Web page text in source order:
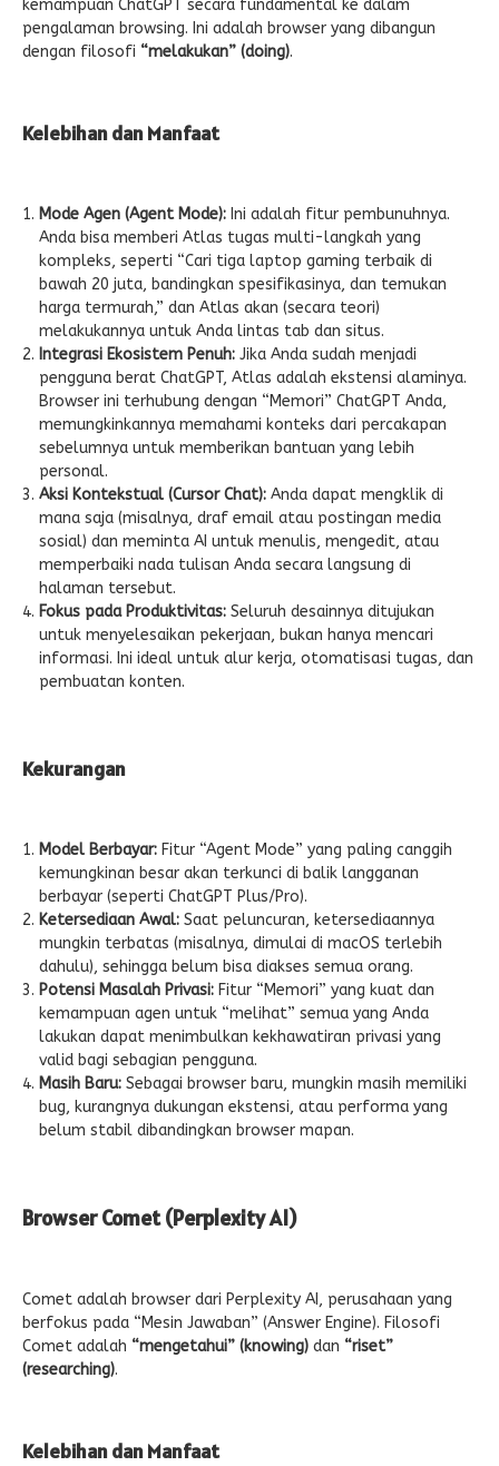
kemampuan ChatGPT secara fundamental ke dalam
pengalaman browsing. Ini adalah browser yang dibangun
dengan filosofi “melakukan” (doing).
Kelebihan dan Manfaat
Mode Agen (Agent Mode): Ini adalah fitur pembunuhnya.
Anda bisa memberi Atlas tugas multi-langkah yang
kompleks, seperti “Cari tiga laptop gaming terbaik di
bawah 20 juta, bandingkan spesifikasinya, dan temukan
harga termurah,” dan Atlas akan (secara teori)
melakukannya untuk Anda lintas tab dan situs.
Integrasi Ekosistem Penuh: Jika Anda sudah menjadi
pengguna berat ChatGPT, Atlas adalah ekstensi alaminya.
Browser ini terhubung dengan “Memori” ChatGPT Anda,
memungkinkannya memahami konteks dari percakapan
sebelumnya untuk memberikan bantuan yang lebih
personal.
Aksi Kontekstual (Cursor Chat): Anda dapat mengklik di
mana saja (misalnya, draf email atau postingan media
sosial) dan meminta AI untuk menulis, mengedit, atau
memperbaiki nada tulisan Anda secara langsung di
halaman tersebut.
Fokus pada Produktivitas: Seluruh desainnya ditujukan
untuk menyelesaikan pekerjaan, bukan hanya mencari
informasi. Ini ideal untuk alur kerja, otomatisasi tugas, dan
pembuatan konten.
Kekurangan
Model Berbayar: Fitur “Agent Mode” yang paling canggih
kemungkinan besar akan terkunci di balik langganan
berbayar (seperti ChatGPT Plus/Pro).
Ketersediaan Awal: Saat peluncuran, ketersediaannya
mungkin terbatas (misalnya, dimulai di macOS terlebih
dahulu), sehingga belum bisa diakses semua orang.
Potensi Masalah Privasi: Fitur “Memori” yang kuat dan
kemampuan agen untuk “melihat” semua yang Anda
lakukan dapat menimbulkan kekhawatiran privasi yang
valid bagi sebagian pengguna.
Masih Baru: Sebagai browser baru, mungkin masih memiliki
bug, kurangnya dukungan ekstensi, atau performa yang
belum stabil dibandingkan browser mapan.
Browser Comet (Perplexity AI)
Comet adalah browser dari Perplexity AI, perusahaan yang
berfokus pada “Mesin Jawaban” (Answer Engine). Filosofi
Comet adalah “mengetahui” (knowing) dan “riset”
(researching).
Kelebihan dan Manfaat